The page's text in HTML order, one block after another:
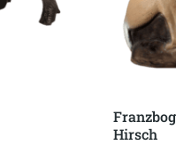
Hirsch